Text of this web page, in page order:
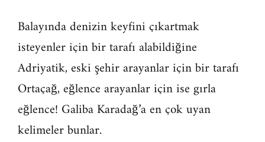
Balayında denizin keyfini çıkartmak
isteyenler için bir tarafı alabildiğine
Adriyatik, eski şehir arayanlar için bir tarafı
Ortaçağ, eğlence arayanlar için ise gırla
eğlence! Galiba Karadağ’a en çok uyan
kelimeler bunlar.